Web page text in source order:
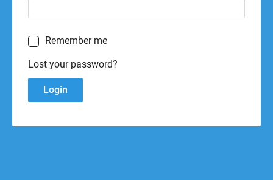
Remember me
Lost your password?